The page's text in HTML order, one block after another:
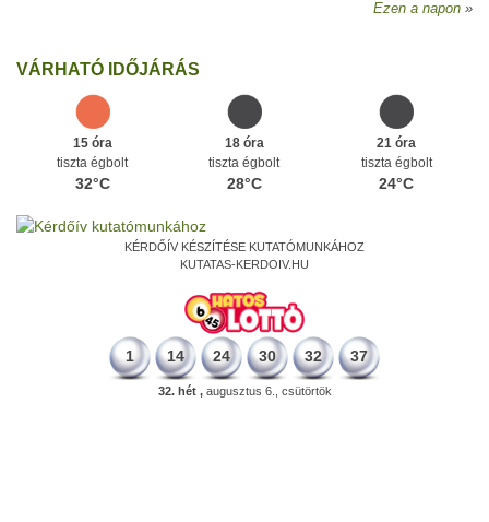
Ezen a napon
VÁRHATÓ IDŐJÁRÁS
15 óra
tiszta égbolt
32°C
18 óra
tiszta égbolt
28°C
21 óra
tiszta égbolt
24°C
KÉRDŐÍV KÉSZÍTÉSE KUTATÓMUNKÁHOZ
KUTATAS-KERDOIV.HU
1 14 24 30 32 37
32. hét ,augusztus 6., csütörtök